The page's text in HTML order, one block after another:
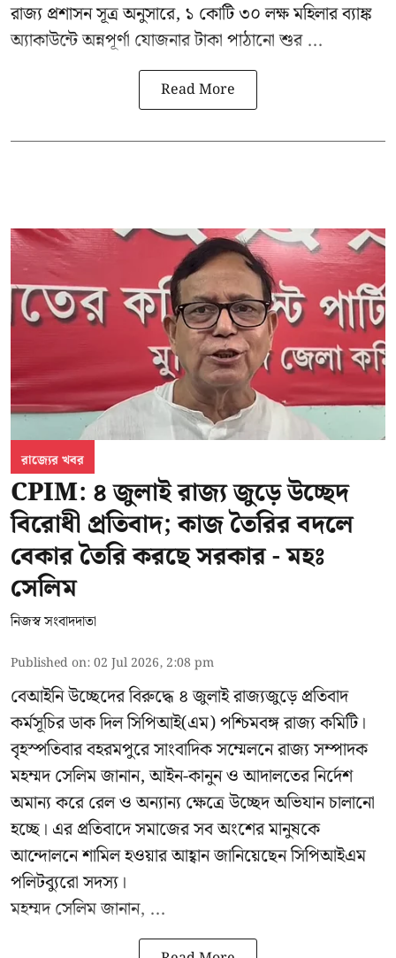
রাজ্য প্রশাসন সূত্র অনুসারে, ১ কোটি ৩০ লক্ষ মহিলার ব্যাঙ্ক
অ্যাকাউন্টে অন্নপূর্ণা যোজনার টাকা পাঠানো শুর ...
Read More
রাজ্যের খবর
CPIM: ৪ জুলাই রাজ্য জুড়ে উচ্ছেদ
বিরোধী প্রতিবাদ; কাজ তৈরির বদলে
বেকার তৈরি করছে সরকার - মহঃ
সেলিম
নিজস্ব সংবাদদাতা
Published on:02 Jul 2026, 2:08 pm
বেআইনি উচ্ছেদের বিরুদ্ধে ৪ জুলাই রাজ্যজুড়ে প্রতিবাদ
কর্মসূচির ডাক দিল সিপিআই(এম) পশ্চিমবঙ্গ রাজ্য কমিটি।
বৃহস্পতিবার বহরমপুরে সাংবাদিক সম্মেলনে রাজ্য সম্পাদক
মহম্মদ সেলিম জানান, আইন-কানুন ও আদালতের নির্দেশ
অমান্য করে রেল ও অন্যান্য ক্ষেত্রে উচ্ছেদ অভিযান চালানো
হচ্ছে। এর প্রতিবাদে সমাজের সব অংশের মানুষকে
আন্দোলনে শামিল হওয়ার আহ্বান জানিয়েছেন সিপিআইএম
পলিটব্যুরো সদস্য।
মহম্মদ সেলিম জানান, ...